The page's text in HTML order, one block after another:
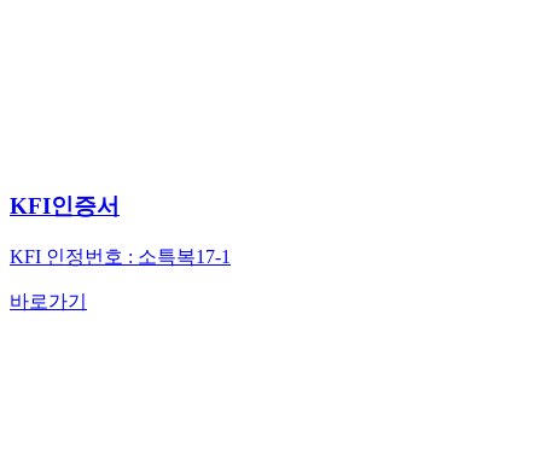
KFI인증서
KFI 인정번호 : 소특복17-1
바로가기